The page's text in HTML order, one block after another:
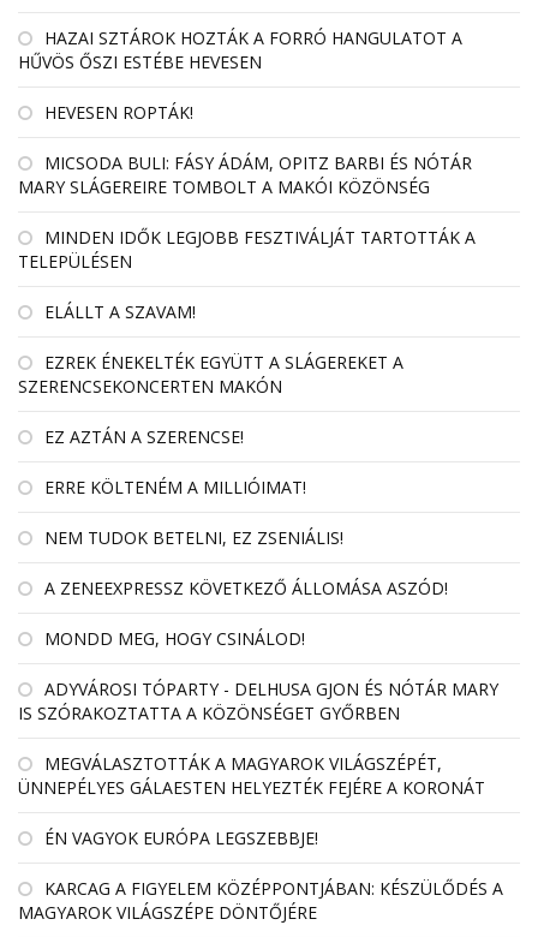
HAZAI SZTÁROK HOZTÁK A FORRÓ HANGULATOT A
HŰVÖS ŐSZI ESTÉBE HEVESEN
HEVESEN ROPTÁK!
MICSODA BULI: FÁSY ÁDÁM, OPITZ BARBI ÉS NÓTÁR
MARY SLÁGEREIRE TOMBOLT A MAKÓI KÖZÖNSÉG
MINDEN IDŐK LEGJOBB FESZTIVÁLJÁT TARTOTTÁK A
TELEPÜLÉSEN
ELÁLLT A SZAVAM!
EZREK ÉNEKELTÉK EGYÜTT A SLÁGEREKET A
SZERENCSEKONCERTEN MAKÓN
EZ AZTÁN A SZERENCSE!
ERRE KÖLTENÉM A MILLIÓIMAT!
NEM TUDOK BETELNI, EZ ZSENIÁLIS!
A ZENEEXPRESSZ KÖVETKEZŐ ÁLLOMÁSA ASZÓD!
MONDD MEG, HOGY CSINÁLOD!
ADYVÁROSI TÓPARTY - DELHUSA GJON ÉS NÓTÁR MARY
IS SZÓRAKOZTATTA A KÖZÖNSÉGET GYŐRBEN
MEGVÁLASZTOTTÁK A MAGYAROK VILÁGSZÉPÉT,
ÜNNEPÉLYES GÁLAESTEN HELYEZTÉK FEJÉRE A KORONÁT
ÉN VAGYOK EURÓPA LEGSZEBBJE!
KARCAG A FIGYELEM KÖZÉPPONTJÁBAN: KÉSZÜLŐDÉS A
MAGYAROK VILÁGSZÉPE DÖNTŐJÉRE